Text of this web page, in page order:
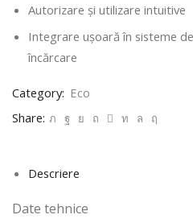
Autorizare și utilizare intuitive
Integrare ușoară în sisteme
încărcare
Category: Eco
Share:
Descriere
Date tehnice